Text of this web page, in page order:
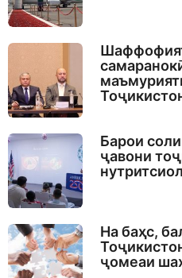
Барои
ҷавони
На баҳс,
ҷомеаи